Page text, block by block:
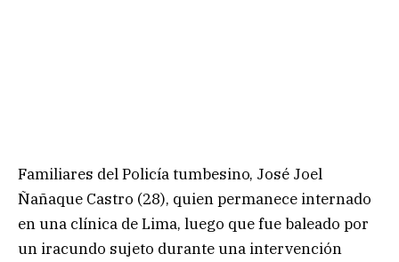
Familiares del Policía tumbesino, José Joel
Ñañaque Castro (28), quien permanece internado
en una clínica de Lima, luego que fue baleado por
un iracundo sujeto durante una intervención